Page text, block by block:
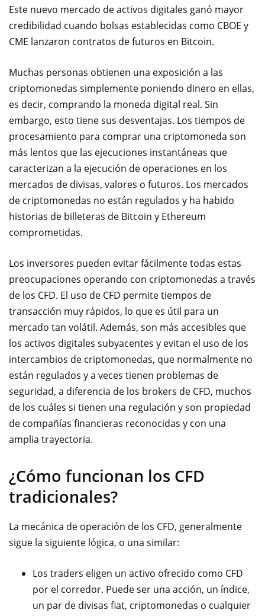
Este nuevo mercado de activos digitales ganó mayor
credibilidad cuando bolsas establecidas como CBOE y
CME lanzaron contratos de futuros en Bitcoin.
Muchas personas obtienen una exposición a las
criptomonedas simplemente poniendo dinero en ellas,
es decir, comprando la moneda digital real. Sin
embargo, esto tiene sus desventajas. Los tiempos de
procesamiento para comprar una criptomoneda son
más lentos que las ejecuciones instantáneas que
caracterizan a la ejecución de operaciones en los
mercados de divisas, valores o futuros. Los mercados
de criptomonedas no están regulados y ha habido
historias de billeteras de Bitcoin y Ethereum
comprometidas.
Los inversores pueden evitar fácilmente todas estas
preocupaciones operando con criptomonedas a través
de los CFD. El uso de CFD permite tiempos de
transacción muy rápidos, lo que es útil para un
mercado tan volátil. Además, son más accesibles que
los activos digitales subyacentes y evitan el uso de los
intercambios de criptomonedas, que normalmente no
están regulados y a veces tienen problemas de
seguridad, a diferencia de los brokers de CFD, muchos
de los cuáles si tienen una regulación y son propiedad
de compañías financieras reconocidas y con una
amplia trayectoria.
¿Cómo funcionan los CFD
tradicionales?
La mecánica de operación de los CFD, generalmente
sigue la siguiente lógica, o una similar:
Los traders eligen un activo ofrecido como CFD
por el corredor. Puedeser una acción, un índice,
un par de divisas fiat, criptomonedas o cualquier